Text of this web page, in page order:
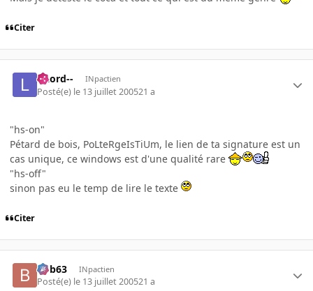
Citer
--Lord-- INpactien
Posté(e) le 13 juillet 200521 a
"hs-on"
Pétard de bois, PoLteRgeIsTiUm, le lien de ta signature est un
cas unique, ce windows est d'une qualité rare
"hs-off"
sinon pas eu le temp de lire le texte
Citer
bob63 INpactien
Posté(e) le 13 juillet 200521 a